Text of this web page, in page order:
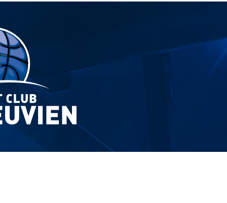
Menu
?>
Images de la page d'accueil
Cliquez pour éditer